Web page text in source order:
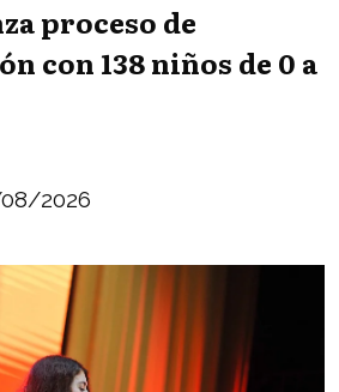
proceso de
con 138 niños de 0 a
2026